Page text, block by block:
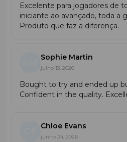
sanguínea e o suporte muscular.
Ajuste:Tight / performance fit.
Alta elasticidade
Ajuste fiel ao tamanho padrão
Design & Cores
Logótipos bordados Babolat e “El
Excelente para jogadores de
iniciante ao avançado, toda a
Produto que faz a diferença.
Sophie Martin
julho 13, 2026
Bought to try and ended up
Confident in the quality.
Chloe Evans
junho 24, 2026